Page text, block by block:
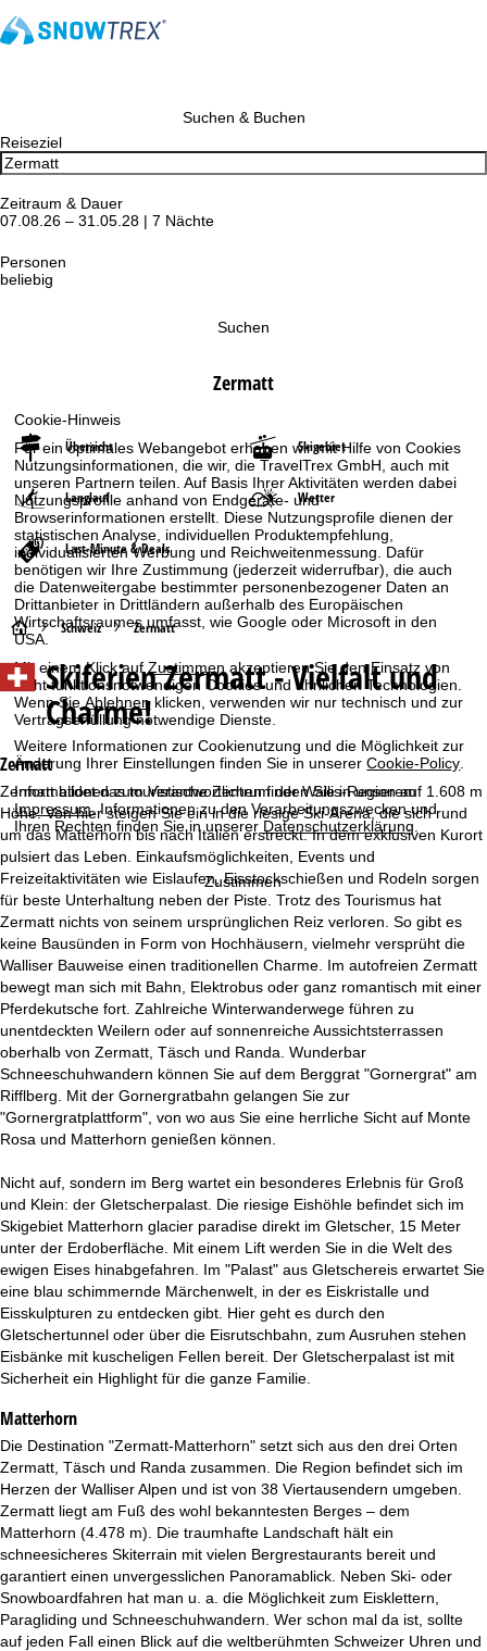
Cookie-Hinweis
Für ein optimales Webangebot erheben wir mit Hilfe von Cookies
Nutzungsinformationen, die wir, die TravelTrex GmbH, auch mit
unseren Partnern teilen. Auf Basis Ihrer Aktivitäten werden dabei
Nutzungsprofile anhand von Endgeräte- und
Browserinformationen erstellt. Diese Nutzungsprofile dienen der
statistischen Analyse, individuellen Produktempfehlung,
individualisierten Werbung und Reichweitenmessung. Dafür
benötigen wir Ihre Zustimmung (jederzeit widerrufbar), die auch
die Datenweitergabe bestimmter personenbezogener Daten an
Drittanbieter in Drittländern außerhalb des Europäischen
Wirtschaftsraumes umfasst, wie Google oder Microsoft in den
USA.
Mit einem Klick aufZustimmen akzeptieren Sie den Einsatz von
nicht funktionsnotwendigen Cookies und ähnlichen Technologien.
Wenn SieAblehnenklicken, verwenden wir nur technisch und zur
Vertragserfüllung notwendige Dienste.
Weitere Informationen zur Cookienutzung und die Möglichkeit zur
Änderung Ihrer Einstellungen finden Sie in unsererCookie-Policy.
Informationen zum Verantwortlichen finden Sie in unserem
Impressum. Informationen zu den Verarbeitungszwecken und
Ihren Rechten finden Sie in unserer Datenschutzerklärung.
Zustimmen
Suchen & Buchen
Reiseziel
Zeitraum & Dauer
07.08.26 – 31.05.28 | 7 Nächte
Personen
beliebig
Suchen
Zermatt
Übersicht Skigebiet
Langlauf Wetter
Last-Minute & Deals
S
t
a
r
t
s
i
t
e
Schweiz Zermatt
SkiferienZermatt - Vielfalt und
Charme!
Zermatt
Zermatt bildet das touristische Zentrum der Wallis-Region auf 1.608 m
Höhe. Von hier steigen Sie ein in die riesige Ski-Arena, die sich rund
um das Matterhorn bis nach Italien erstreckt. In dem exklusiven Kurort
pulsiert das Leben. Einkaufsmöglichkeiten, Events und
Freizeitaktivitäten wie Eislaufen, Eisstockschießen und Rodeln sorgen
für beste Unterhaltung neben der Piste. Trotz des Tourismus hat
Zermatt nichts von seinem ursprünglichen Reiz verloren. So gibt es
keine Bausünden in Form von Hochhäusern, vielmehr versprüht die
Walliser Bauweise einen traditionellen Charme. Im autofreien Zermatt
bewegt man sich mit Bahn, Elektrobus oder ganz romantisch mit einer
Pferdekutsche fort. Zahlreiche Winterwanderwege führen zu
unentdeckten Weilern oder auf sonnenreiche Aussichtsterrassen
oberhalb von Zermatt, Täsch und Randa. Wunderbar
Schneeschuhwandern können Sie auf dem Berggrat "Gornergrat" am
Rifflberg. Mit der Gornergratbahn gelangen Sie zur
"Gornergratplattform", von wo aus Sie eine herrliche Sicht auf Monte
Rosa und Matterhorn genießen können.
Nicht auf, sondern im Berg wartet ein besonderes Erlebnis für Groß
und Klein: der Gletscherpalast. Die riesige Eishöhle befindet sich im
Skigebiet Matterhorn glacier paradise direkt im Gletscher, 15 Meter
unter der Erdoberfläche. Mit einem Lift werden Sie in die Welt des
ewigen Eises hinabgefahren. Im "Palast" aus Gletschereis erwartet Sie
eine blau schimmernde Märchenwelt, in der es Eiskristalle und
Eisskulpturen zu entdecken gibt. Hier geht es durch den
Gletschertunnel oder über die Eisrutschbahn, zum Ausruhen stehen
Eisbänke mit kuscheligen Fellen bereit. Der Gletscherpalast ist mit
Sicherheit ein Highlight für die ganze Familie.
Matterhorn
Die Destination "Zermatt-Matterhorn" setzt sich aus den drei Orten
Zermatt, Täsch und Randa zusammen. Die Region befindet sich im
Herzen der Walliser Alpen und ist von 38 Viertausendern umgeben.
Zermatt liegt am Fuß des wohl bekanntesten Berges – dem
Matterhorn (4.478 m). Die traumhafte Landschaft hält ein
schneesicheres Skiterrain mit vielen Bergrestaurants bereit und
garantiert einen unvergesslichen Panoramablick. Neben Ski- oder
Snowboardfahren hat man u. a. die Möglichkeit zum Eisklettern,
Paragliding und Schneeschuhwandern. Wer schon mal da ist, sollte
auf jeden Fall einen Blick auf die weltberühmten Schweizer Uhren und